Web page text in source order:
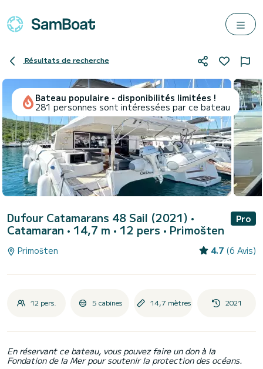
Résultats de recherche
Bateau populaire - disponibilités limitées !
281 personnes sont intéressées par ce bateau
Dufour Catamarans 48 Sail (2021) •
Catamaran • 14,7 m • 12 pers • Primošten
Pro
Primošten 4.7 (6 Avis)
12 pers. 5 cabines 14,7 mètres 2021
En réservant ce bateau, vous pouvez faire un don à la
Fondation de la Mer pour soutenir la protection des océans.